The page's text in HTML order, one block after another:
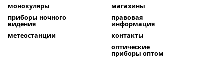
монокуляры
приборы ночного
видения
метеостанции
магазины
правовая
информация
контакты
оптические
приборы оптом